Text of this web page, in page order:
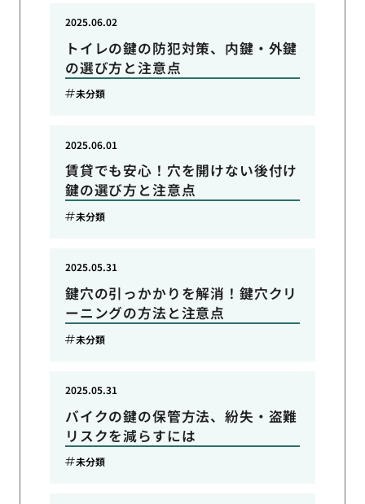
トイレの鍵の防犯対策、内鍵・外鍵
の選び方と注意点
2025.06.02
未分類
賃貸でも安心！穴を開けない後付け
鍵の選び方と注意点
2025.06.01
未分類
鍵穴の引っかかりを解消！鍵穴クリ
ーニングの方法と注意点
2025.05.31
未分類
バイクの鍵の保管方法、紛失・盗難
リスクを減らすには
2025.05.31
未分類